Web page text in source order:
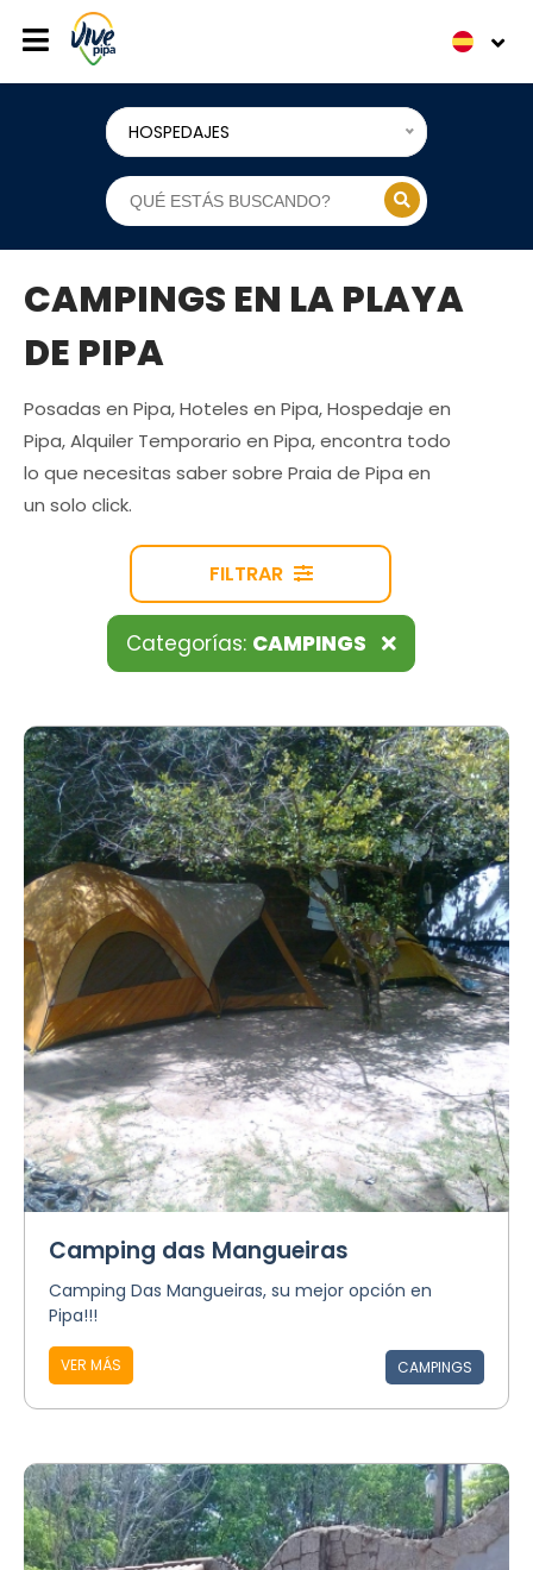
HOSPEDAJES
CAMPINGS EN LA PLAYA
DE PIPA
Posadas en Pipa, Hoteles en Pipa, Hospedaje en
Pipa, Alquiler Temporario en Pipa, encontra todo
lo que necesitas saber sobre Praia de Pipa en
un solo click.
FILTRAR
Categorías: CAMPINGS
Camping das Mangueiras
Camping Das Mangueiras, su mejor opción en
Pipa!!!
VER MÁS CAMPINGS